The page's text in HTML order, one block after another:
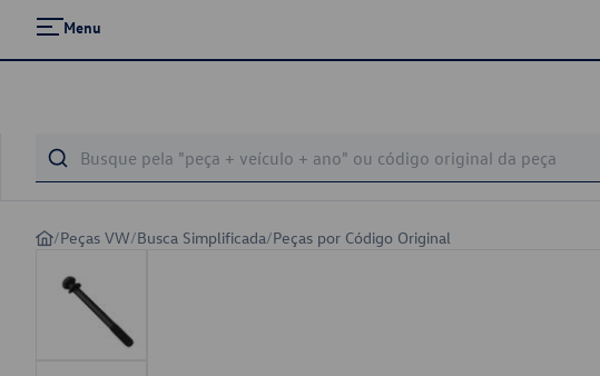
Menu
/Peças VW/Busca Simplificada/Peças por Código Original